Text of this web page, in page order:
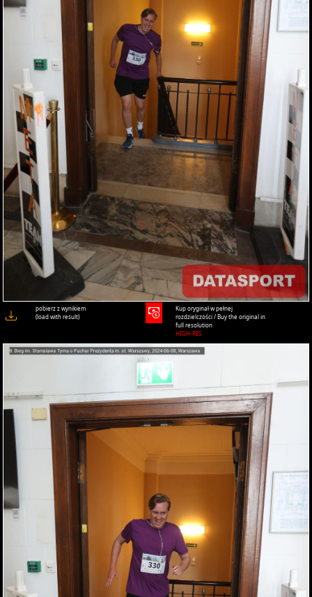
pobierz z wynikiem
(load with result)
Kup oryginał w pełnej
rozdzielczości / Buy the original in
full resolution
HIGH-RES